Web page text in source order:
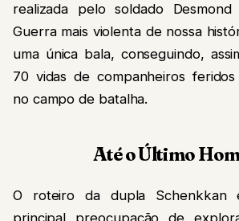
realizada pelo soldado
Guerra mais violenta de nossa
uma única bala, conseguindo,
70 vidas de companheiros
no campo de batalha.
Até o Último
O roteiro da dupla
principal preocupação de